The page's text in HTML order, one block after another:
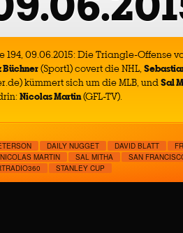
194, 09.06.2015: Die Triangle-Offense
Büchner(Sport1) covert die NHL,
kümmert sich um die MLB, undSal
Nicolas Martin(GFL-TV).
DAILY NUGGET DAVID BLATT
NICOLAS MARTIN SAL MITHA
SAN
STANLEY CUP